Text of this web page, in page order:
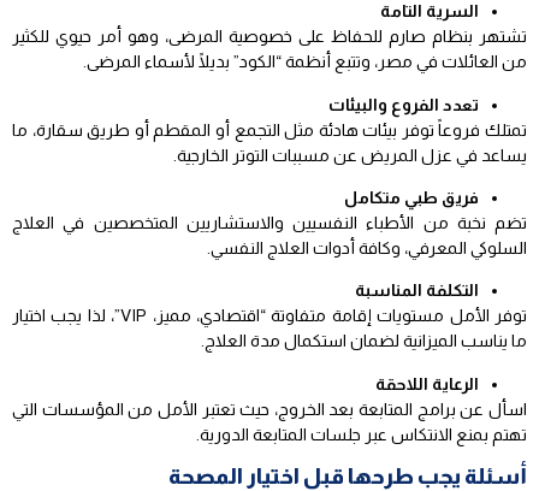
السرية التامة
تشتهر بنظام صارم للحفاظ على خصوصية المرضى، وهو أمر حيوي للكثير
من العائلات في مصر، وتتبع أنظمة “الكود” بديلًا لأسماء المرضى.
تعدد الفروع والبيئات
تمتلك فروعاً توفر بيئات هادئة مثل التجمع أو المقطم أو طريق سقارة، ما
يساعد في عزل المريض عن مسببات التوتر الخارجية.
فريق طبي متكامل
تضم نخبة من الأطباء النفسيين والاستشاريين المتخصصين في العلاج
السلوكي المعرفي، وكافة أدوات العلاج النفسي.
التكلفة المناسبة
توفر الأمل مستويات إقامة متفاوتة “اقتصادي، مميز، VIP”، لذا يجب اختيار
ما يناسب الميزانية لضمان استكمال مدة العلاج.
الرعاية اللاحقة
اسأل عن برامج المتابعة بعد الخروج، حيث تعتبر الأمل من المؤسسات التي
تهتم بمنع الانتكاس عبر جلسات المتابعة الدورية.
أسئلة يجب طرحها قبل اختيار المصحة